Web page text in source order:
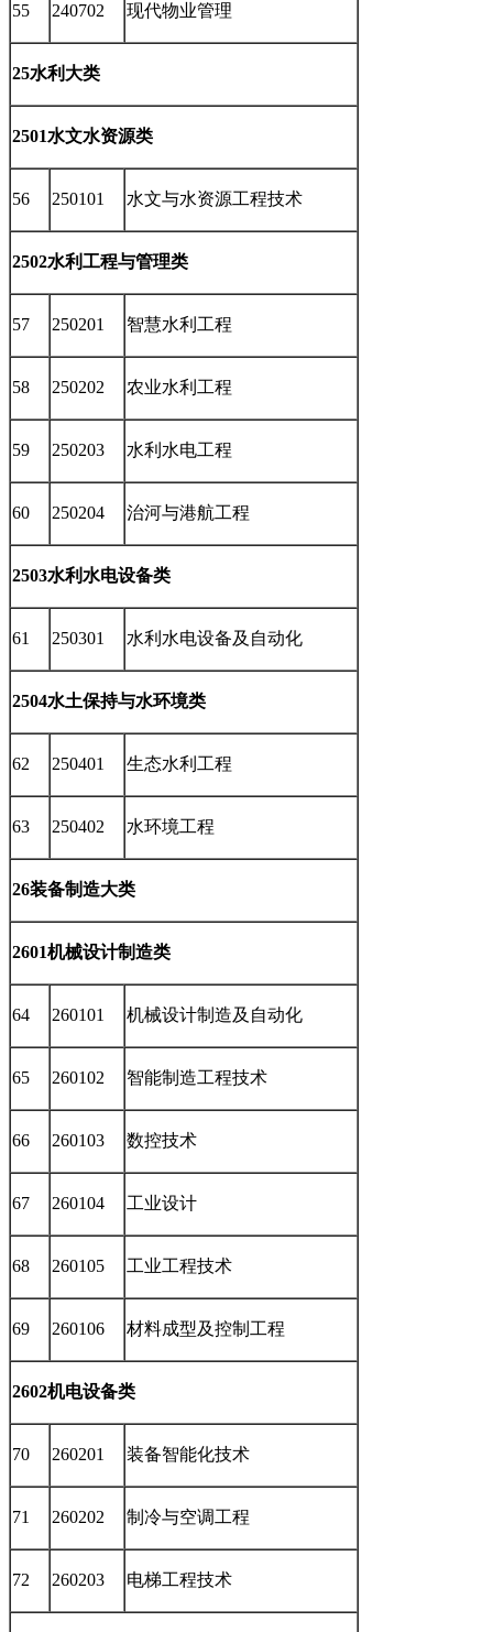
55 240702 现代物业管理
25水利大类
2501水文水资源类
56 250101 水文与水资源工程技术
2502水利工程与管理类
57 250201 智慧水利工程
58 250202 农业水利工程
59 250203 水利水电工程
60 250204 治河与港航工程
2503水利水电设备类
61 250301 水利水电设备及自动化
2504水土保持与水环境类
62 250401 生态水利工程
63 250402 水环境工程
26装备制造大类
2601机械设计制造类
64 260101 机械设计制造及自动化
65 260102 智能制造工程技术
66 260103 数控技术
67 260104 工业设计
68 260105 工业工程技术
69 260106 材料成型及控制工程
2602机电设备类
70 260201 装备智能化技术
71 260202 制冷与空调工程
72 260203 电梯工程技术